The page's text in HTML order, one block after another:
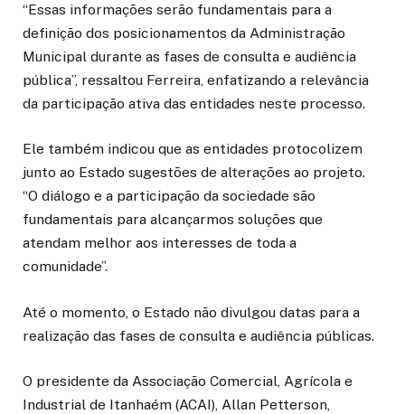
“Essas informações serão fundamentais para a
definição dos posicionamentos da Administração
Municipal durante as fases de consulta e audiência
pública”, ressaltou Ferreira, enfatizando a relevância
da participação ativa das entidades neste processo.
Ele também indicou que as entidades protocolizem
junto ao Estado sugestões de alterações ao projeto.
“O diálogo e a participação da sociedade são
fundamentais para alcançarmos soluções que
atendam melhor aos interesses de toda a
comunidade”.
Até o momento, o Estado não divulgou datas para a
realização das fases de consulta e audiência públicas.
O presidente da Associação Comercial, Agrícola e
Industrial de Itanhaém (ACAI), Allan Petterson,